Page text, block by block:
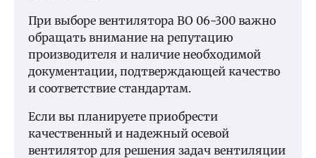
При выборе вентилятора ВО 06-300 важно
обращать внимание на репутацию
производителя и наличие необходимой
документации, подтверждающей качество
и соответствие стандартам.
Если вы планируете приобрести
качественный и надежный осевой
вентилятор для решения задач вентиляции